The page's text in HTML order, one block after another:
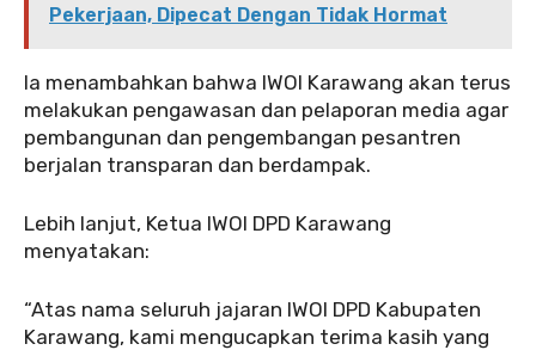
Pekerjaan, Dipecat Dengan Tidak Hormat
Ia menambahkan bahwa IWOI Karawang akan terus
melakukan pengawasan dan pelaporan media agar
pembangunan dan pengembangan pesantren
berjalan transparan dan berdampak.
Lebih lanjut, Ketua IWOI DPD Karawang
menyatakan:
“Atas nama seluruh jajaran IWOI DPD Kabupaten
Karawang, kami mengucapkan terima kasih yang